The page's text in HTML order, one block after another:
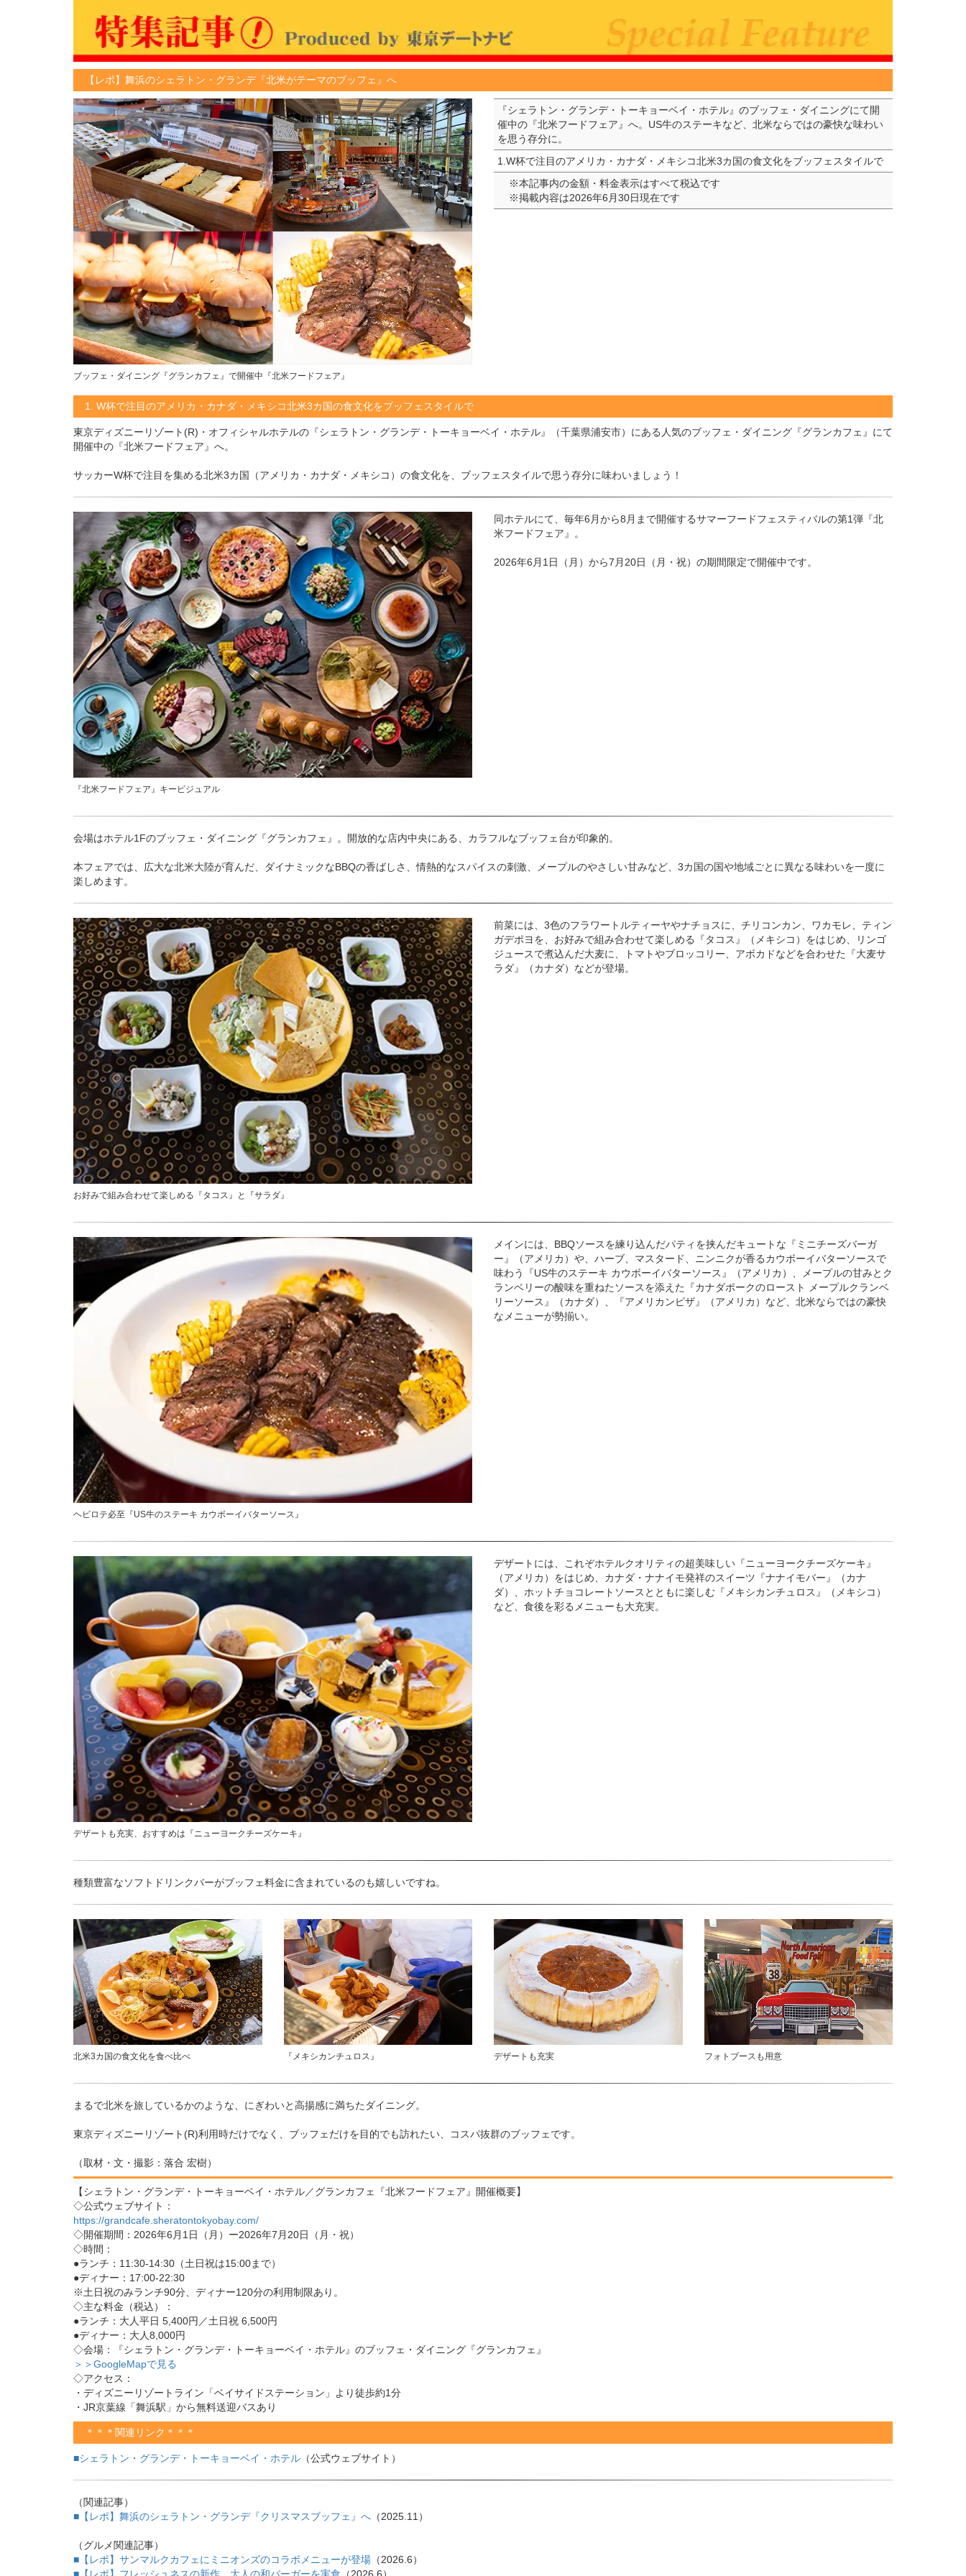
【レポ】舞浜のシェラトン・グランデ『北米がテーマのブッフェ』へ
ブッフェ・ダイニング『グランカフェ』で開催中『北米フードフェア』
『シェラトン・グランデ・トーキョーベイ・ホテル』のブッフェ・ダイニングにて開
催中の『北米フードフェア』へ。US牛のステーキなど、北米ならではの豪快な味わい
を思う存分に。
1.W杯で注目のアメリカ・カナダ・メキシコ北米3カ国の食文化をブッフェスタイルで
※本記事内の金額・料金表示はすべて税込です
※掲載内容は2026年6月30日現在です
1. W杯で注目のアメリカ・カナダ・メキシコ北米3カ国の食文化をブッフェスタイルで
東京ディズニーリゾート(R)・オフィシャルホテルの『シェラトン・グランデ・トーキョーベイ・ホテル』（千葉県浦安市）にある人気のブッフェ・ダイニング『グランカフェ』にて
開催中の『北米フードフェア』へ。
サッカーW杯で注目を集める北米3カ国（アメリカ・カナダ・メキシコ）の食文化を、ブッフェスタイルで思う存分に味わいましょう！
『北米フードフェア』キービジュアル
同ホテルにて、毎年6月から8月まで開催するサマーフードフェスティバルの第1弾『北
米フードフェア』。
2026年6月1日（月）から7月20日（月・祝）の期間限定で開催中です。
会場はホテル1Fのブッフェ・ダイニング『グランカフェ』。開放的な店内中央にある、カラフルなブッフェ台が印象的。
本フェアでは、広大な北米大陸が育んだ、ダイナミックなBBQの香ばしさ、情熱的なスパイスの刺激、メープルのやさしい甘みなど、3カ国の国や地域ごとに異なる味わいを一度に
楽しめます。
お好みで組み合わせて楽しめる『タコス』と『サラダ』
前菜には、3色のフラワートルティーヤやナチョスに、チリコンカン、ワカモレ、ティン
ガデポヨを、お好みで組み合わせて楽しめる『タコス』（メキシコ）をはじめ、リンゴ
ジュースで煮込んだ大麦に、トマトやブロッコリー、アボカドなどを合わせた『大麦サ
ラダ』（カナダ）などが登場。
ヘビロテ必至『US牛のステーキ カウボーイバターソース』
メインには、BBQソースを練り込んだパティを挟んだキュートな『ミニチーズバーガ
ー』（アメリカ）や、ハーブ、マスタード、ニンニクが香るカウボーイバターソースで
味わう『US牛のステーキ カウボーイバターソース』（アメリカ）、メープルの甘みとク
ランベリーの酸味を重ねたソースを添えた『カナダポークのロースト メープルクランベ
リーソース』（カナダ）、『アメリカンピザ』（アメリカ）など、北米ならではの豪快
なメニューが勢揃い。
デザートも充実、おすすめは『ニューヨークチーズケーキ』
デザートには、これぞホテルクオリティの超美味しい『ニューヨークチーズケーキ』
（アメリカ）をはじめ、カナダ・ナナイモ発祥のスイーツ『ナナイモバー』（カナ
ダ）、ホットチョコレートソースとともに楽しむ『メキシカンチュロス』（メキシコ）
など、食後を彩るメニューも大充実。
種類豊富なソフトドリンクバーがブッフェ料金に含まれているのも嬉しいですね。
北米3カ国の食文化を食べ比べ 『メキシカンチュロス』 デザートも充実 フォトブースも用意
まるで北米を旅しているかのような、にぎわいと高揚感に満ちたダイニング。
東京ディズニーリゾート(R)利用時だけでなく、ブッフェだけを目的でも訪れたい、コスパ抜群のブッフェです。
（取材・文・撮影：落合 宏樹）
【シェラトン・グランデ・トーキョーベイ・ホテル／グランカフェ『北米フードフェア』開催概要】
◇公式ウェブサイト：
https://grandcafe.sheratontokyobay.com/
◇開催期間：2026年6月1日（月）ー2026年7月20日（月・祝）
◇時間：
●ランチ：11:30-14:30（土日祝は15:00まで）
●ディナー：17:00-22:30
※土日祝のみランチ90分、ディナー120分の利用制限あり。
◇主な料金（税込）：
●ランチ：大人平日 5,400円／土日祝 6,500円
●ディナー：大人8,000円
◇会場：『シェラトン・グランデ・トーキョーベイ・ホテル』のブッフェ・ダイニング『グランカフェ』
＞＞GoogleMapで見る
◇アクセス：
・ディズニーリゾートライン「ベイサイドステーション」より徒歩約1分
・JR京葉線「舞浜駅」から無料送迎バスあり
＊＊＊関連リンク＊＊＊
■シェラトン・グランデ・トーキョーベイ・ホテル （公式ウェブサイト）
（関連記事）
■【レポ】舞浜のシェラトン・グランデ『クリスマスブッフェ』へ （2025.11）
（グルメ関連記事）
■【レポ】サンマルクカフェにミニオンズのコラボメニューが登場 （2026.6）
■【レポ】フレッシュネスの新作、大人の和バーガーを実食 （2026.6）